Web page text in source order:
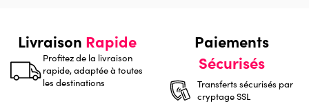
Livraison Rapide
Profitez de la livraison
rapide, adaptée à toutes
les destinations
Paiements
Sécurisés
Transferts sécurisés par
cryptage SSL